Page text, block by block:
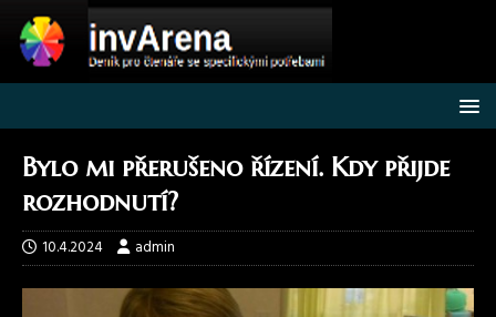
Bylo mi přerušeno řízení. Kdy přijde
rozhodnutí?
10.4.2024 admin